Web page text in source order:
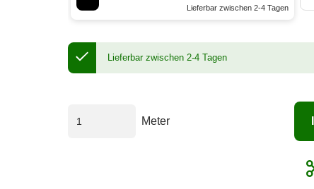
Lieferbar zwischen 2-4 Tagen
Lieferbar zwischen 2-4 Tagen
Meter